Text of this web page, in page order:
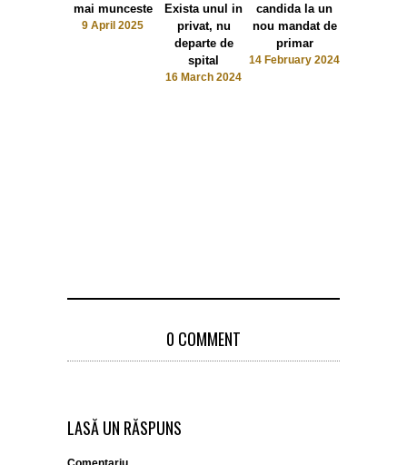
mai munceste
9 April 2025
Exista unul in
privat, nu
departe de
spital
16 March 2024
candida la un
nou mandat de
primar
14 February 2024
0 COMMENT
LASĂ UN RĂSPUNS